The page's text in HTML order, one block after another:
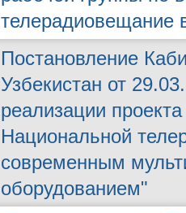
телерадиовещание
Постановление
Узбекистан от
реализации
Национальной
современным
оборудованием"